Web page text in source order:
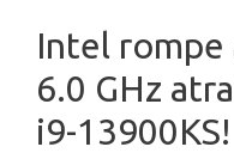
Intel rompe
6.0 GHz
i9-13900KS!